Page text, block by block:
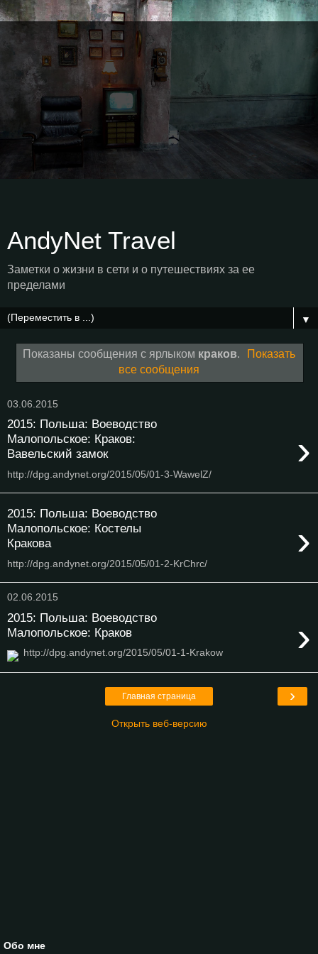
AndyNet Travel
Заметки о жизни в сети и о путешествиях за ее
пределами
▼
Показаны сообщения с ярлыком краков.
Показать
все сообщения
03.06.2015
2015: Польша: Воеводство
Малопольское: Краков:
Вавельский замок
›
http://dpg.andynet.org/2015/05/01-3-WawelZ/
2015: Польша: Воеводство
Малопольское: Костелы
Кракова
›
http://dpg.andynet.org/2015/05/01-2-KrChrc/
02.06.2015
2015: Польша: Воеводство
Малопольское: Краков
›
http://dpg.andynet.org/2015/05/01-1-Krakow
›
Главная страница
Открыть веб-версию
Обо мне